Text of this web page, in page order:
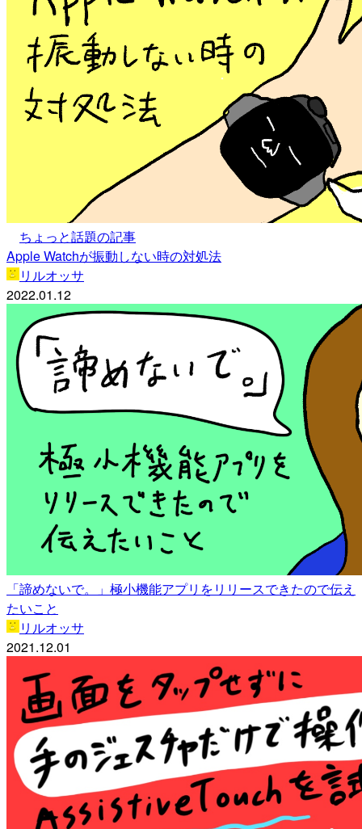
ちょっと話題の記事
Apple Watchが振動しない時の対処法
リルオッサ
2022.01.12
「諦めないで。」極小機能アプリをリリースできたので伝え
たいこと
リルオッサ
2021.12.01